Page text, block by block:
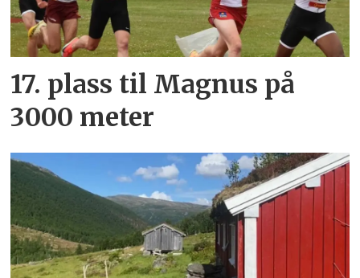
17. plass til Magnus på
3000 meter